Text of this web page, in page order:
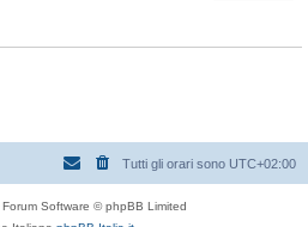
Tutti gli orari sono UTC+02:00
Software © phpBB Limited